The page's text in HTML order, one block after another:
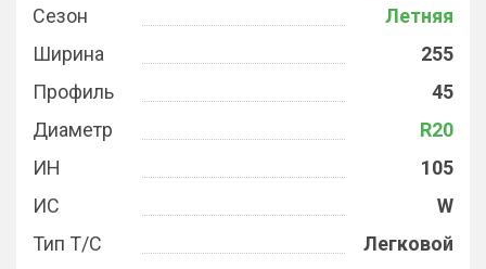
Сезон
Летняя
Ширина
255
Профиль
45
Диаметр
R20
ИН
105
ИС
W
Тип Т/С
Легковой